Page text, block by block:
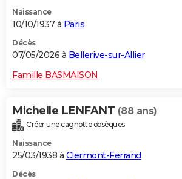
Naissance
10/10/1937 à Paris
Décès
07/05/2026 à Bellerive-sur-Allier
Famille BASMAISON
Michelle LENFANT (88 ans)
Créer une cagnotte obsèques
Naissance
25/03/1938 à Clermont-Ferrand
Décès